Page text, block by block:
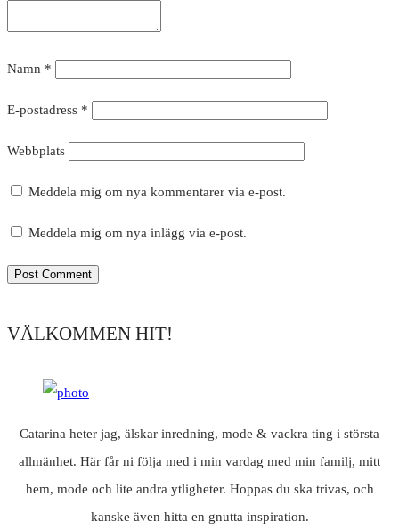
Namn *
E-postadress *
Webbplats
Meddela mig om nya kommentarer via e-post.
Meddela mig om nya inlägg via e-post.
VÄLKOMMEN HIT!
Catarina heter jag, älskar inredning, mode & vackra ting i största
allmänhet. Här får ni följa med i min vardag med min familj, mitt
hem, mode och lite andra ytligheter. Hoppas du ska trivas, och
kanske även hitta en gnutta inspiration.